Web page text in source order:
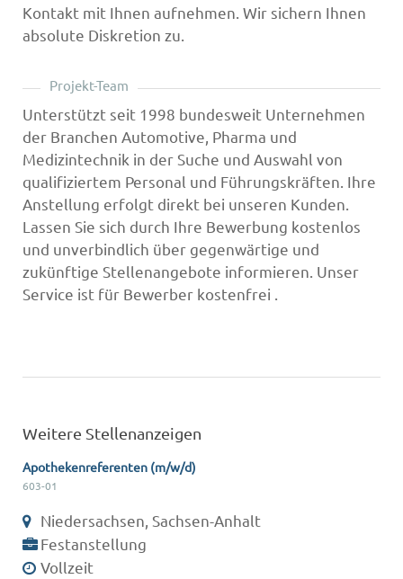
Kontakt mit Ihnen aufnehmen. Wir sichern Ihnen
absolute Diskretion zu.
Projekt-Team
Unterstützt seit 1998 bundesweit Unternehmen
der Branchen Automotive, Pharma und
Medizintechnik in der Suche und Auswahl von
qualifiziertem Personal und Führungskräften. Ihre
Anstellung erfolgt direkt bei unseren Kunden.
Lassen Sie sich durch Ihre Bewerbung kostenlos
und unverbindlich über gegenwärtige und
zukünftige Stellenangebote informieren. Unser
Service ist für Bewerber kostenfrei .
Weitere Stellenanzeigen
Apothekenreferenten (m/w/d)
603-01
Niedersachsen, Sachsen-Anhalt
Festanstellung
Vollzeit